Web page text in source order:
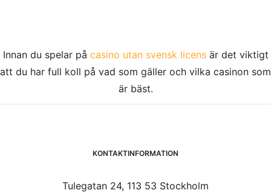
Innan du spelar på casino utan svensk licensär det viktigt
att du har full koll på vad som gäller och vilka casinon som
är bäst.
KONTAKTINFORMATION
Tulegatan 24, 113 53 Stockholm